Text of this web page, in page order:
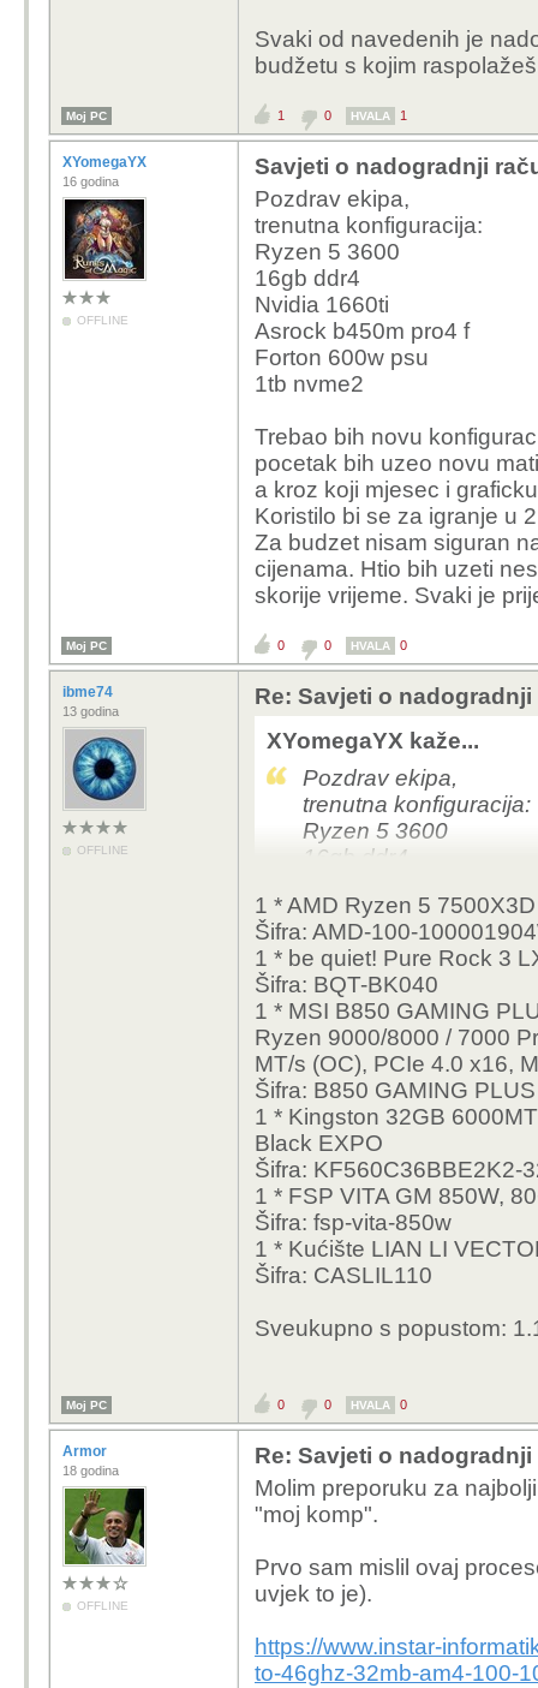
Svaki od navedenih je
budžetu s kojim
Moj PC 1 0 HVALA 1
XYomegaYX
16 godina
OFFLINE
Savjeti o nadogradnji
Pozdrav ekipa,
trenutna konfiguracija:
Ryzen 5 3600
16gb ddr4
Nvidia 1660ti
Asrock b450m pro4 f
Forton 600w psu
1tb nvme2
Trebao bih novu
pocetak bih uzeo novu
a kroz koji mjesec i
Koristilo bi se za igranje u
Za budzet nisam siguran
cijenama. Htio bih uzeti
skorije vrijeme. Svaki je
Moj PC 0 0 HVALA 0
ibme74
13 godina
OFFLINE
Re: Savjeti o
XYomegaYX kaže...
Pozdrav ekipa,
trenutna konfiguracija:
Ryzen 5 3600
16gb ddr4
Asrock b450m pro4 f
Forton 600w psu
1tb nvme2
Trebao bih novu
Za pocetak bih uzeo
kvalitetno kuciste, a
Koristilo bi se za
4K.
Za budzet nisam
stanja s cijenama.
nadogradjivati u
1 * AMD Ryzen 5
Šifra: AMD-100-
1 * be quiet! Pure Rock 3
Šifra: BQT-BK040
1 * MSI B850 GAMING
Ryzen 9000/8000 / 7000
MT/s (OC), PCIe 4.0 x16,
Šifra: B850 GAMING
1 * Kingston 32GB
Black EXPO
Šifra: KF560C36BBE2K2-
1 * FSP VITA GM 850W,
Šifra: fsp-vita-850w
1 * Kućište LIAN LI
Šifra: CASLIL110
Sveukupno s popustom:
Moj PC 0 0 HVALA 0
Armor
18 godina
OFFLINE
Re: Savjeti o
Molim preporuku za
"moj komp".
Prvo sam mislil ovaj
uvjek to je).
https://www.instar-
to-46ghz-32mb-am4-100-